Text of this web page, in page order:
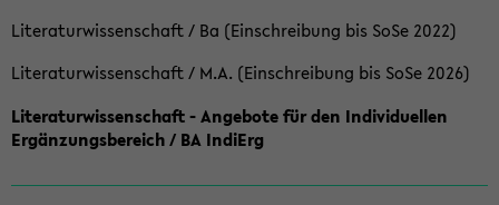
Literaturwissenschaft / Ba (Einschreibung bis SoSe 2022)
Literaturwissenschaft / M.A. (Einschreibung bis SoSe 2026)
Literaturwissenschaft - Angebote für den Individuellen
Ergänzungsbereich / BA IndiErg